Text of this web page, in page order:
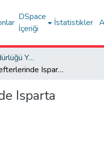
DSpace
İçeriği
İstatistikler
Vakıflar Genel Müdürlüğü Yayınları
Hurufat Defterlerinde Isparta
Isparta